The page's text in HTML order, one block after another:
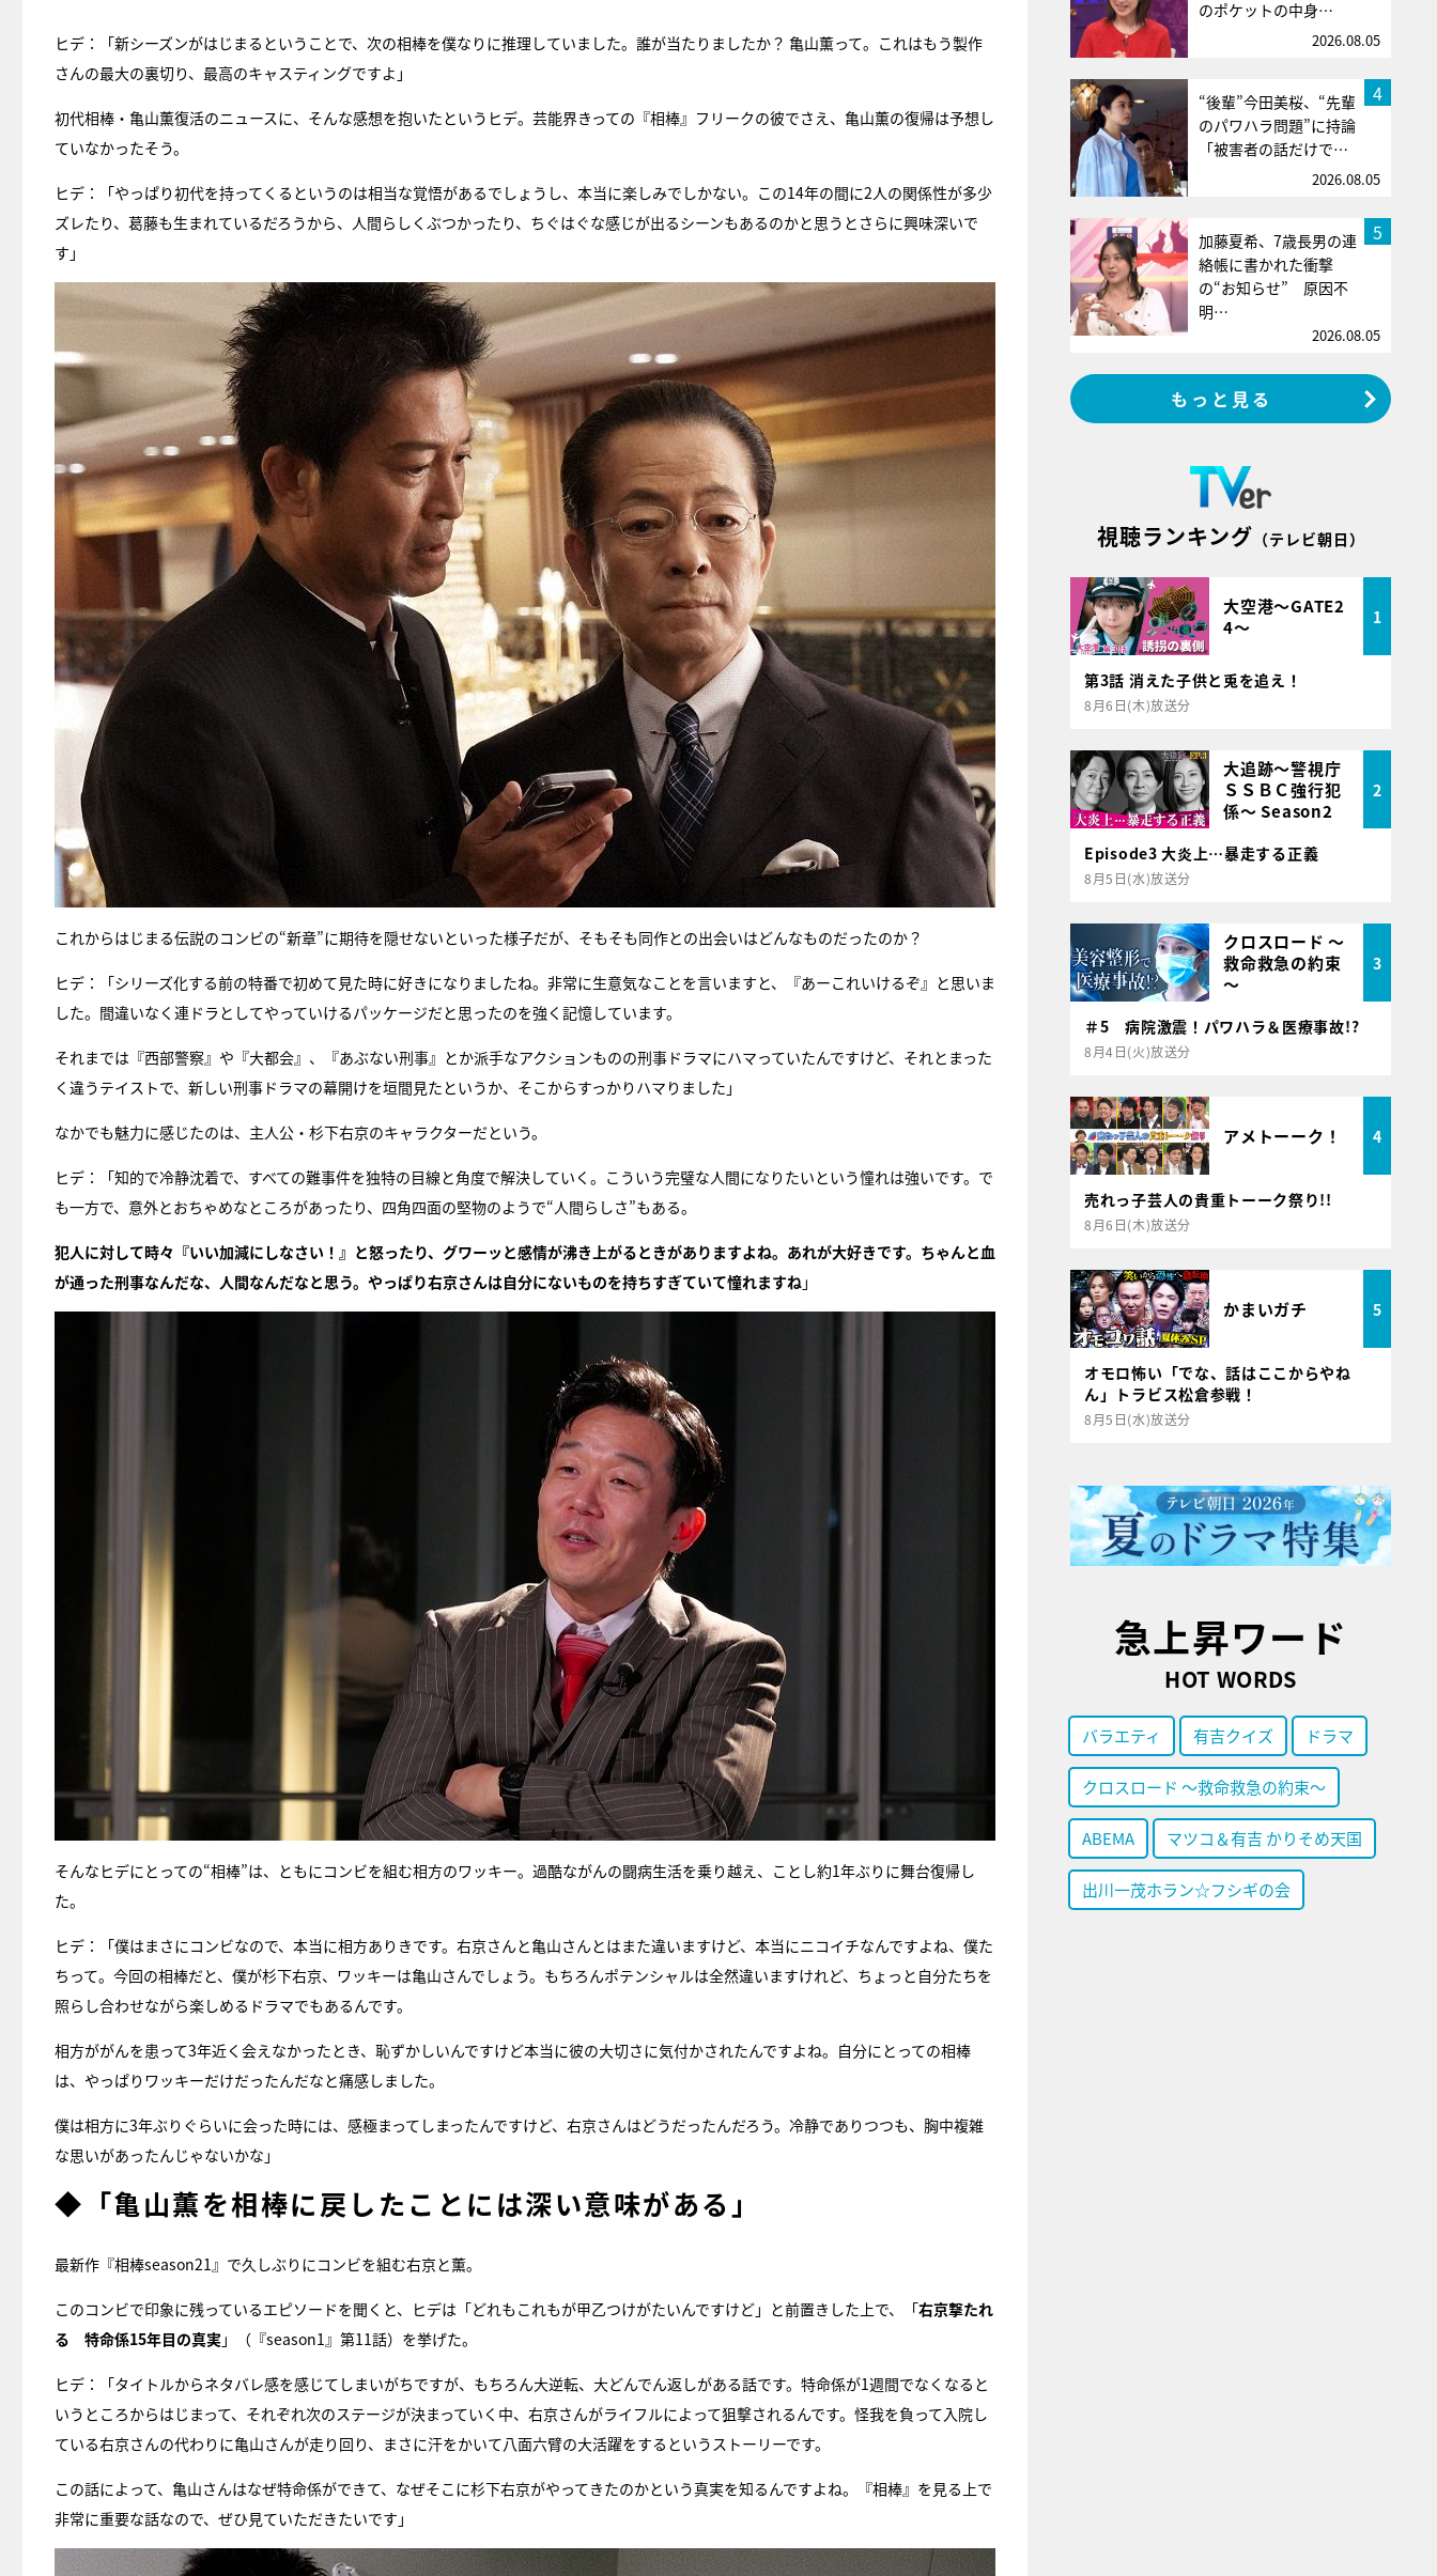
ヒデ：「新シーズンがはじまるということで、次の相棒を僕なりに推理していました。誰が当たりましたか？ 亀山薫って。これはもう製作
さんの最大の裏切り、最高のキャスティングですよ」
初代相棒・亀山薫復活のニュースに、そんな感想を抱いたというヒデ。芸能界きっての『相棒』フリークの彼でさえ、亀山薫の復帰は予想し
ていなかったそう。
ヒデ：「やっぱり初代を持ってくるというのは相当な覚悟があるでしょうし、本当に楽しみでしかない。この14年の間に2人の関係性が多少
ズレたり、葛藤も生まれているだろうから、人間らしくぶつかったり、ちぐはぐな感じが出るシーンもあるのかと思うとさらに興味深いで
す」
これからはじまる伝説のコンビの“新章”に期待を隠せないといった様子だが、そもそも同作との出会いはどんなものだったのか？
ヒデ：「シリーズ化する前の特番で初めて見た時に好きになりましたね。非常に生意気なことを言いますと、『あーこれいけるぞ』と思いま
した。間違いなく連ドラとしてやっていけるパッケージだと思ったのを強く記憶しています。
それまでは『西部警察』や『大都会』、『あぶない刑事』とか派手なアクションものの刑事ドラマにハマっていたんですけど、それとまった
く違うテイストで、新しい刑事ドラマの幕開けを垣間見たというか、そこからすっかりハマりました」
なかでも魅力に感じたのは、主人公・杉下右京のキャラクターだという。
ヒデ：「知的で冷静沈着で、すべての難事件を独特の目線と角度で解決していく。こういう完璧な人間になりたいという憧れは強いです。で
も一方で、意外とおちゃめなところがあったり、四角四面の堅物のようで“人間らしさ”もある。
犯人に対して時々『いい加減にしなさい！』と怒ったり、グワーッと感情が沸き上がるときがありますよね。あれが大好きです。ちゃんと血
が通った刑事なんだな、人間なんだなと思う。やっぱり右京さんは自分にないものを持ちすぎていて憧れますね」
そんなヒデにとっての“相棒”は、ともにコンビを組む相方のワッキー。過酷ながんの闘病生活を乗り越え、ことし約1年ぶりに舞台復帰し
た。
ヒデ：「僕はまさにコンビなので、本当に相方ありきです。右京さんと亀山さんとはまた違いますけど、本当にニコイチなんですよね、僕た
ちって。今回の相棒だと、僕が杉下右京、ワッキーは亀山さんでしょう。もちろんポテンシャルは全然違いますけれど、ちょっと自分たちを
照らし合わせながら楽しめるドラマでもあるんです。
相方ががんを患って3年近く会えなかったとき、恥ずかしいんですけど本当に彼の大切さに気付かされたんですよね。自分にとっての相棒
は、やっぱりワッキーだけだったんだなと痛感しました。
僕は相方に3年ぶりぐらいに会った時には、感極まってしまったんですけど、右京さんはどうだったんだろう。冷静でありつつも、胸中複雑
な思いがあったんじゃないかな」
◆「亀山薫を相棒に戻したことには深い意味がある」
最新作『相棒season21』で久しぶりにコンビを組む右京と薫。
このコンビで印象に残っているエピソードを聞くと、ヒデは「どれもこれもが甲乙つけがたいんですけど」と前置きした上で、「右京撃たれ
る 特命係15年目の真実」（『season1』第11話）を挙げた。
ヒデ：「タイトルからネタバレ感を感じてしまいがちですが、もちろん大逆転、大どんでん返しがある話です。特命係が1週間でなくなると
いうところからはじまって、それぞれ次のステージが決まっていく中、右京さんがライフルによって狙撃されるんです。怪我を負って入院し
ている右京さんの代わりに亀山さんが走り回り、まさに汗をかいて八面六臂の大活躍をするというストーリーです。
この話によって、亀山さんはなぜ特命係ができて、なぜそこに杉下右京がやってきたのかという真実を知るんですよね。『相棒』を見る上で
非常に重要な話なので、ぜひ見ていただきたいです」
のポケットの中身…
2026.08.05
4
“後輩”今田美桜、“先輩
のパワハラ問題”に持論
「被害者の話だけで…
2026.08.05
5
加藤夏希、7歳長男の連
絡帳に書かれた衝撃
の“お知らせ” 原因不
明…
2026.08.05
もっと見る
視聴ランキング （テレビ朝日）
大空港～GATE2
4～
1
第3話 消えた子供と兎を追え！
8月6日(木)放送分
大追跡～警視庁
ＳＳＢＣ強行犯
係～ Season2
2
Episode3 大炎上…暴走する正義
8月5日(水)放送分
クロスロード ～
救命救急の約束
～
3
＃5 病院激震！パワハラ＆医療事故!?
8月4日(火)放送分
アメトーーク！ 4
売れっ子芸人の貴重トーーク祭り!!
8月6日(木)放送分
かまいガチ 5
オモロ怖い「でな、話はここからやね
ん」トラビス松倉参戦！
8月5日(水)放送分
急上昇ワード
HOT WORDS
バラエティ 有吉クイズ ドラマ
クロスロード ～救命救急の約束～
ABEMA マツコ＆有吉 かりそめ天国
出川一茂ホラン☆フシギの会